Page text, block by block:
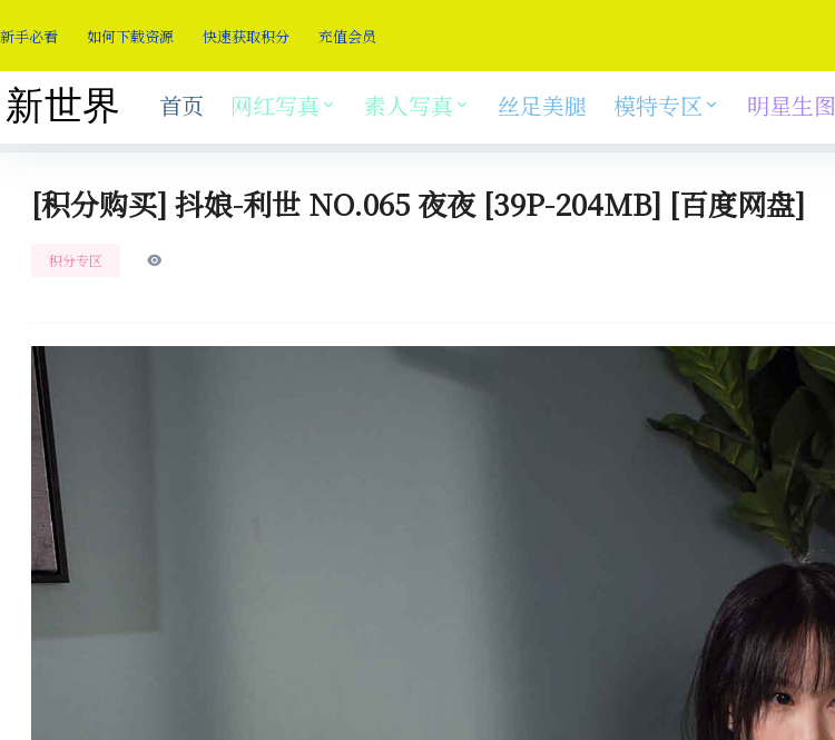
新手必看 如何下载资源 快速获取积分 充值会员
首页 网红写真 素人写真 丝足美腿 模特专区 明星生图
[积分购买] 抖娘-利世 NO.065 夜夜 [39P-204MB] [百度网盘]
积分专区